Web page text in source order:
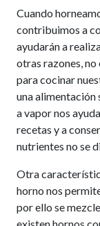
Cuando
contribuimos a
ayudarán a
otras razones, no
para cocinar
una alimentación
a vapor nos
recetas y a
nutrientes no se
Otra
horno nos
por ello se